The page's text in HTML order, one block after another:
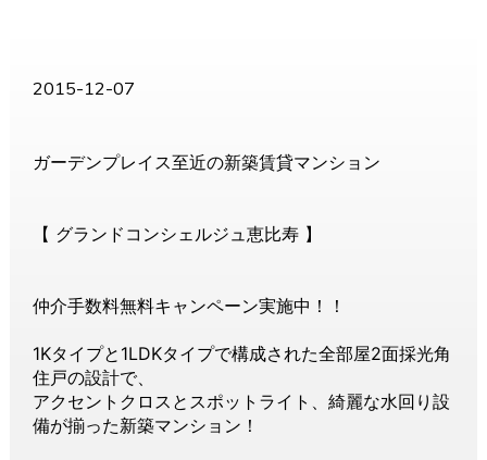
2015-12-07
ガーデンプレイス至近の新築賃貸マンション
【 グランドコンシェルジュ恵比寿 】
仲介手数料無料キャンペーン実施中！！
1Kタイプと1LDKタイプで構成された全部屋2面採光角
住戸の設計で、
アクセントクロスとスポットライト、綺麗な水回り設
備が揃った新築マンション！